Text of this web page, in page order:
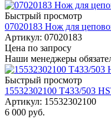
Быстрый просмотр
07020183 Нож для
Артикул: 07020183
Цена по запросу
Наши менеджеры
Быстрый просмотр
15532302100 Т433/503
Артикул: 15532302100
6 000 руб.